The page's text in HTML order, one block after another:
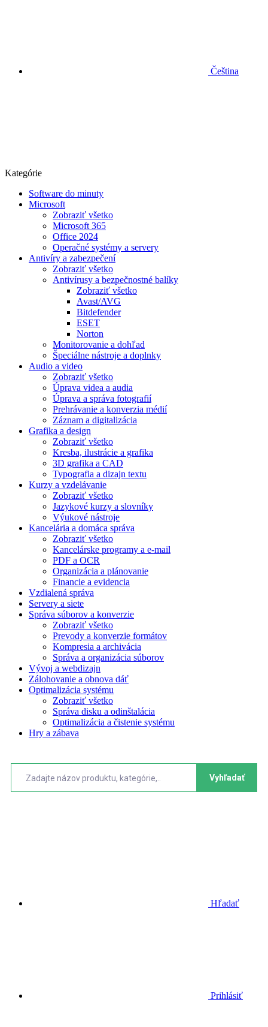
Čeština
Kategórie
Software do minuty
Microsoft
Zobraziť všetko
Microsoft 365
Office 2024
Operačné systémy a servery
Antivíry a zabezpečení
Zobraziť všetko
Antivírusy a bezpečnostné balíky
Zobraziť všetko
Avast/AVG
Bitdefender
ESET
Norton
Monitorovanie a dohľad
Špeciálne nástroje a doplnky
Audio a video
Zobraziť všetko
Úprava videa a audia
Úprava a správa fotografií
Prehrávanie a konverzia médií
Záznam a digitalizácia
Grafika a design
Zobraziť všetko
Kresba, ilustrácie a grafika
3D grafika a CAD
Typografia a dizajn textu
Kurzy a vzdelávanie
Zobraziť všetko
Jazykové kurzy a slovníky
Výukové nástroje
Kancelária a domáca správa
Zobraziť všetko
Kancelárske programy a e-mail
PDF a OCR
Organizácia a plánovanie
Financie a evidencia
Vzdialená správa
Servery a siete
Správa súborov a konverzie
Zobraziť všetko
Prevody a konverzie formátov
Kompresia a archivácia
Správa a organizácia súborov
Vývoj a webdizajn
Zálohovanie a obnova dáť
Optimalizácia systému
Zobraziť všetko
Správa disku a odinštalácia
Optimalizácia a čistenie systému
Hry a zábava
Vyhľadať
Hľadať
Prihlásiť